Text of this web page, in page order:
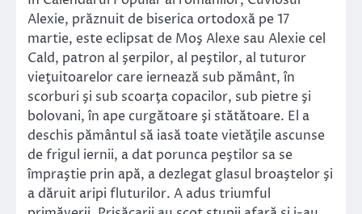
Alexie, prăznuit de biserica ortodoxă pe 17
martie, este eclipsat de Moş Alexe sau Alexie cel
Cald, patron al şerpilor, al peştilor, al tuturor
vieţuitoarelor care iernează sub pământ, în
scorburi şi sub scoarţa copacilor, sub pietre şi
bolovani, în ape curgătoare şi stătătoare. El a
deschis pământul să iasă toate vietăţile ascunse
de frigul iernii, a dat porunca peştilor sa se
împraştie prin apă, a dezlegat glasul broaştelor şi
a dăruit aripi fluturilor. A adus triumful